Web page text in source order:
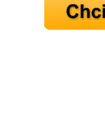
Jak mít více energie
Jak vnést do života